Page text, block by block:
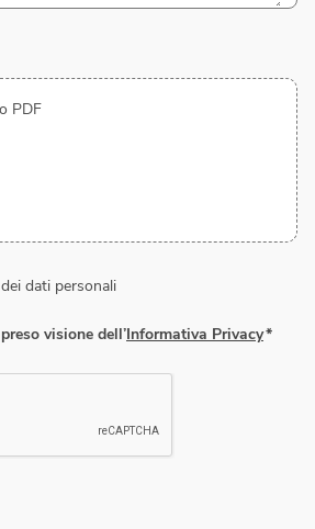
PDF
dati personali
visione dell’Informativa Privacy